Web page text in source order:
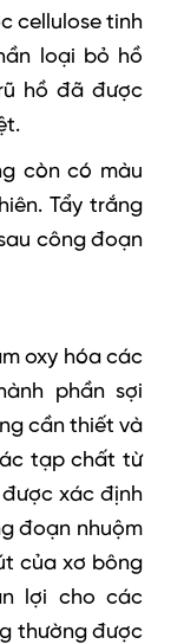
cellulose tinh
loại bỏ hồ
hồ đã được
còn có màu
Tẩy trắng
công đoạn
oxy hóa các
phần sợi
cần thiết và
tạp chất từ
xác định
đoạn nhuộm
của xơ bông
lợi cho các
thường được